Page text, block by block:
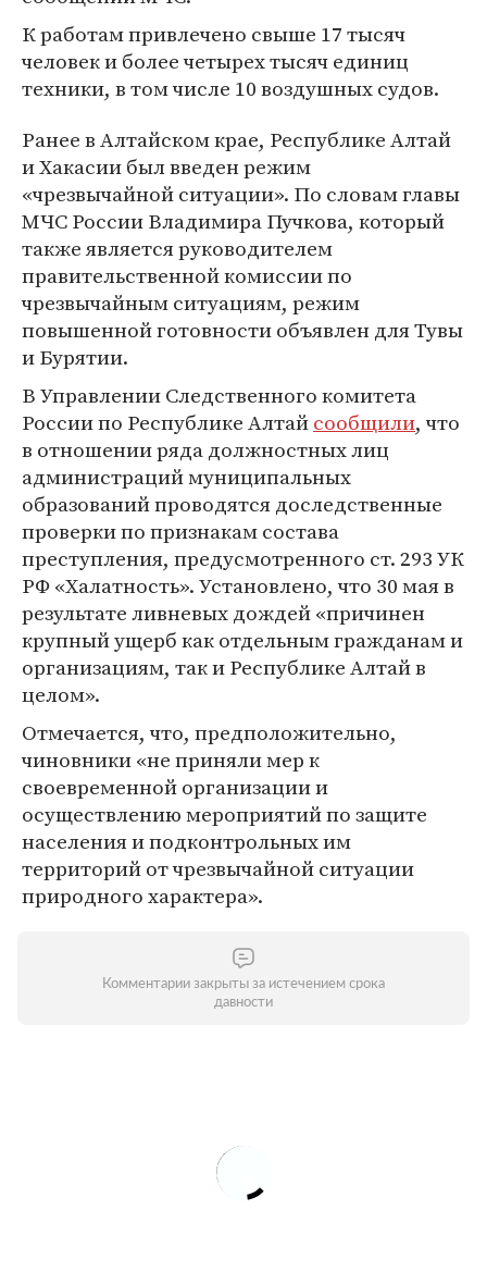
К работам привлечено свыше 17 тысяч
человек и более четырех тысяч единиц
техники, в том числе 10 воздушных судов.
Ранее в Алтайском крае, Республике Алтай
и Хакасии был введен режим
«чрезвычайной ситуации». По словам главы
МЧС России Владимира Пучкова, который
также является руководителем
правительственной комиссии по
чрезвычайным ситуациям, режим
повышенной готовности объявлен для Тувы
и Бурятии.
В Управлении Следственного комитета
России по Республике Алтайсообщили, что
в отношении ряда должностных лиц
администраций муниципальных
образований проводятся доследственные
проверки по признакам состава
преступления, предусмотренного ст. 293 УК
РФ «Халатность». Установлено, что 30 мая в
результате ливневых дождей «причинен
крупный ущерб как отдельным гражданам и
организациям, так и Республике Алтай в
целом».
Отмечается, что, предположительно,
чиновники «не приняли мер к
своевременной организации и
осуществлению мероприятий по защите
населения и подконтрольных им
территорий от чрезвычайной ситуации
природного характера».
Комментарии закрыты за истечением срока
давности